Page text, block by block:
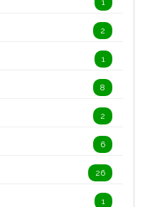
1
2
1
8
2
6
26
1